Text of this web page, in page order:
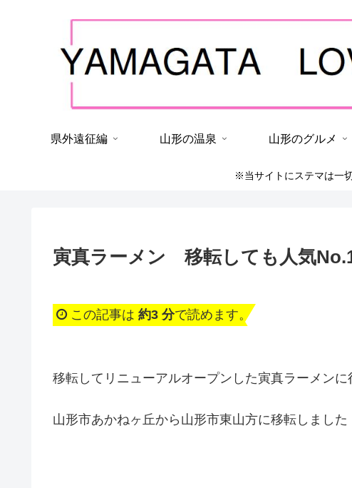
県外遠征編 山形の温泉 山形のグルメ
※当サイトにステマは一
寅真ラーメン 移転しても人気
この記事は約3 分で読めます。
移転してリニューアルオープンした寅真ラーメンに
山形市あかねヶ丘から山形市東山方に移転しました